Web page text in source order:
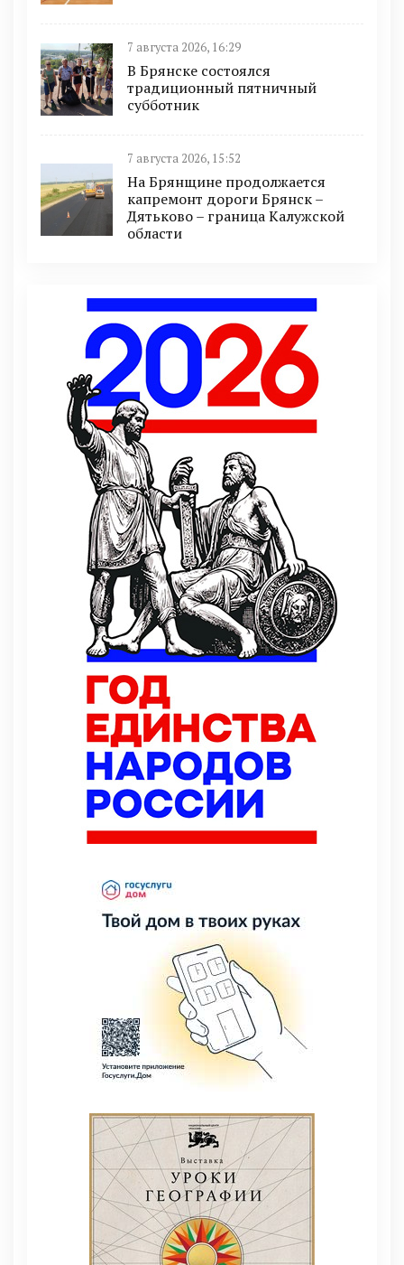
7 августа 2026, 16:29
В Брянске состоялся
традиционный пятничный
субботник
7 августа 2026, 15:52
На Брянщине продолжается
капремонт дороги Брянск –
Дятьково – граница Калужской
области